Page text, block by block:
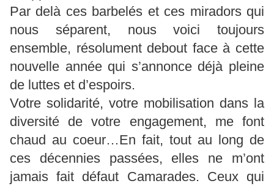
Par delà ces barbelés et ces miradors qui
nous séparent, nous voici toujours
ensemble, résolument debout face à cette
nouvelle année qui s’annonce déjà pleine
de luttes et d’espoirs.
Votre solidarité, votre mobilisation dans la
diversité de votre engagement, me font
chaud au coeur…En fait, tout au long de
ces décennies passées, elles ne m’ont
jamais fait défaut Camarades. Ceux qui